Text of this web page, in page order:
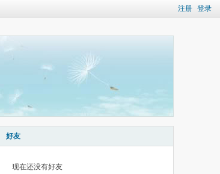
注册 登录
好友
现在还没有好友